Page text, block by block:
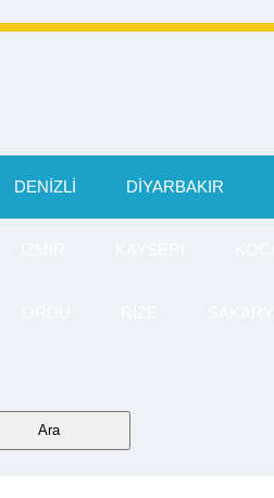
DENIZLI DIYARBAKIR